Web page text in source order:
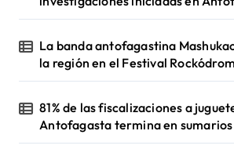
La banda antofagastina
la región en el Festival
81% de las fiscalizaciones a
Antofagasta termina en